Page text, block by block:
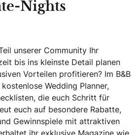
Nights
unserer Community Ihr
bis ins kleinste Detail planen
Vorteilen profitieren? Im B&B
Wedding Planner,
die euch Schritt für
euch auf besondere Rabatte,
Gewinnspiele mit attraktiven